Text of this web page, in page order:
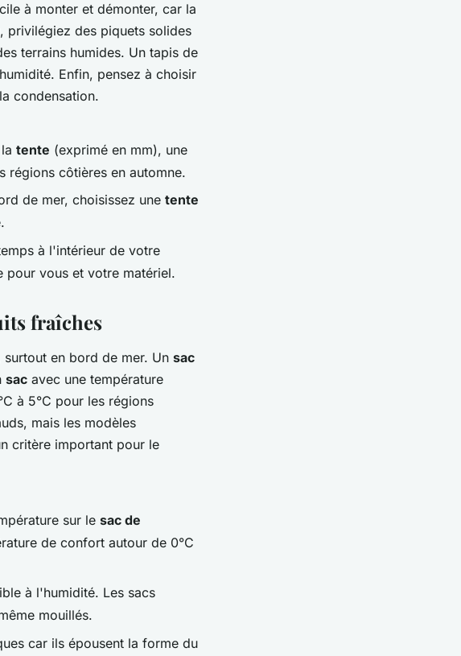
à monter et démonter, car la
, privilégiez des piquets solides
terrains humides. Un tapis de
Enfin, pensez à choisir
condensation.
tente (exprimé en mm), une
régions côtières en automne.
de mer, choisissez une tente
à l'intérieur de votre
pour vous et votre matériel.
fraîches
en bord de mer. Un sac
sac avec une température
à 5°C pour les régions
mais les modèles
critère important pour le
sur le sac de
de confort autour de 0°C
à l'humidité. Les sacs
mouillés.
car ils épousent la forme du